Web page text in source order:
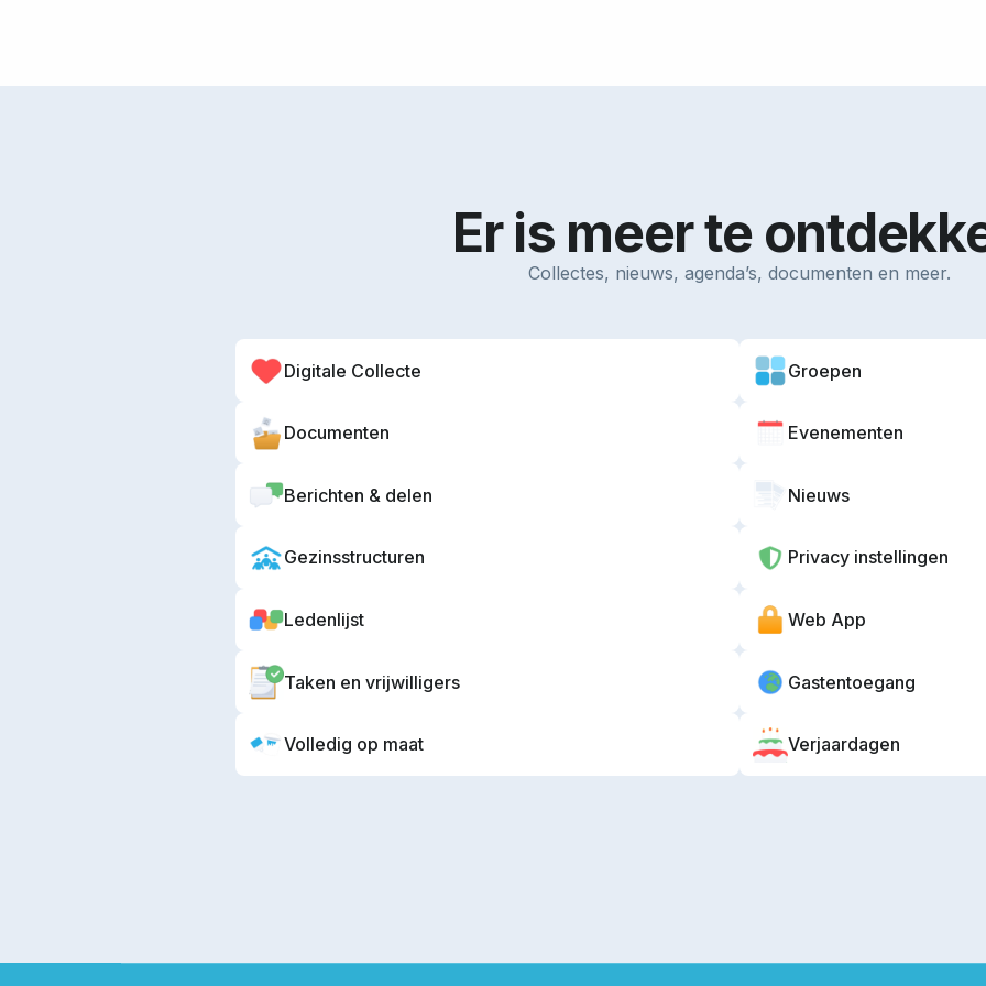
Er is meer te
Collectes, nieuws, agenda’s, documenten en meer.
Digitale Collecte
Documenten
Berichten & delen
Gezinsstructuren
Ledenlijst
Taken en vrijwilligers
Volledig op maat
Groepen
Evenementen
Nieuws
Privacy instellingen
Web App
Gastentoegang
Verjaardagen